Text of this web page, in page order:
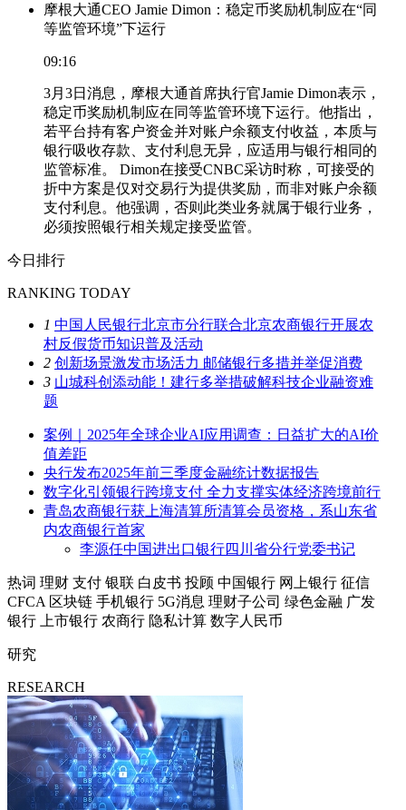
摩根大通CEO Jamie Dimon：稳定币奖励机制应在“同
等监管环境”下运行
09:16
3月3日消息，摩根大通首席执行官Jamie Dimon表示，
稳定币奖励机制应在同等监管环境下运行。他指出，
若平台持有客户资金并对账户余额支付收益，本质与
银行吸收存款、支付利息无异，应适用与银行相同的
监管标准。 Dimon在接受CNBC采访时称，可接受的
折中方案是仅对交易行为提供奖励，而非对账户余额
支付利息。他强调，否则此类业务就属于银行业务，
必须按照银行相关规定接受监管。
今日排行
RANKING TODAY
1 中国人民银行北京市分行联合北京农商银行开展农
村反假货币知识普及活动
2 创新场景激发市场活力 邮储银行多措并举促消费
3 山城科创添动能！建行多举措破解科技企业融资难
题
案例｜2025年全球企业AI应用调查：日益扩大的AI价
值差距
央行发布2025年前三季度金融统计数据报告
数字化引领银行跨境支付 全力支撑实体经济跨境前行
青岛农商银行获上海清算所清算会员资格，系山东省
内农商银行首家
李源任中国进出口银行四川省分行党委书记
热词 理财 支付 银联 白皮书 投顾 中国银行 网上银行 征信
CFCA 区块链 手机银行 5G消息 理财子公司 绿色金融 广发
银行
上市银行 农商行 隐私计算 数字人民币
研究
RESEARCH